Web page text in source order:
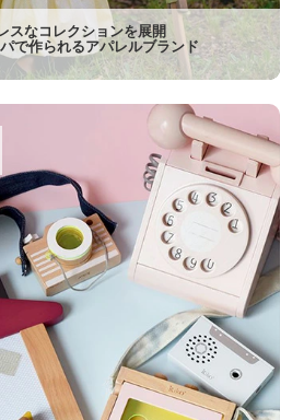
スなコレクションを展開
で作られるアパレルブランド